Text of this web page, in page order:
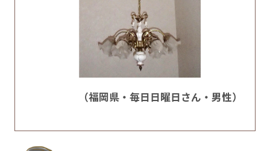
（福岡県・毎日日曜日さん・男性）